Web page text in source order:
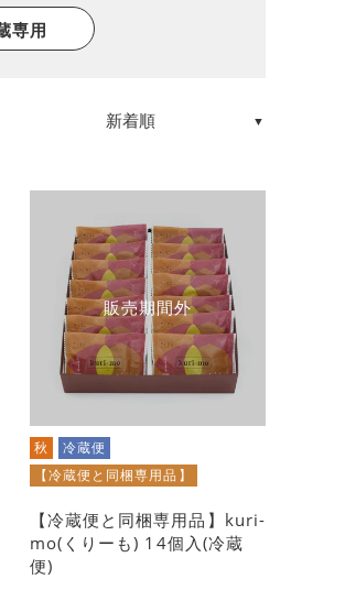
専用
販売期間外
秋
冷蔵便
【冷蔵便と同梱専用品】
【冷蔵便と同梱専用品】kuri-
mo(くりーも) 14個入(冷蔵
便)